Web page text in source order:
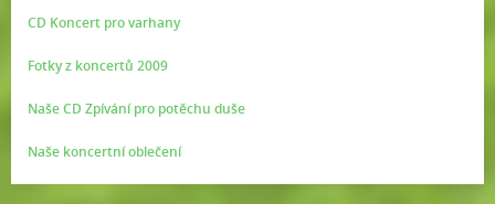
CD Koncert pro varhany
Fotky z koncertů 2009
Naše CD Zpívání pro potěchu duše
Naše koncertní oblečení